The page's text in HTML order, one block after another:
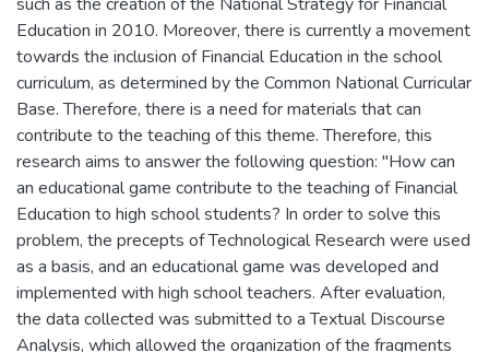
Education in 2010. Moreover, there is currently a movement
towards the inclusion of Financial Education in the school
curriculum, as determined by the Common National Curricular
Base. Therefore, there is a need for materials that can
contribute to the teaching of this theme. Therefore, this
research aims to answer the following question: "How can
an educational game contribute to the teaching of Financial
Education to high school students? In order to solve this
problem, the precepts of Technological Research were used
as a basis, and an educational game was developed and
implemented with high school teachers. After evaluation,
the data collected was submitted to a Textual Discourse
Analysis, which allowed the organization of the fragments